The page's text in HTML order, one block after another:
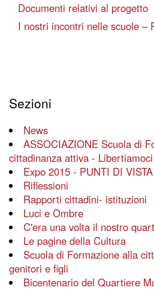
Documenti relativi al progetto
I nostri incontri nelle scuole –
Sezioni
News
ASSOCIAZIONE Scuola di
cittadinanza attiva - Libertiamoci
Expo 2015 - PUNTI DI VISTA
Riflessioni
Rapporti cittadini- istituzioni
Luci e Ombre
C'era una volta il nostro
Le pagine della Cultura
Scuola di Formazione alla
genitori e figli
Bicentenario del Quartiere